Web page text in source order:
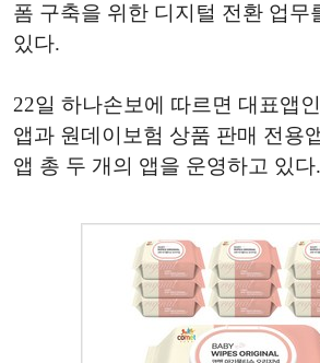
폼 구축을 위한 디지털 전환 업무
있다.
22일 하나손보에 따르면 대표앱
앱과 원데이보험 상품 판매 전용
앱 총 두 개의 앱을 운영하고 있다.